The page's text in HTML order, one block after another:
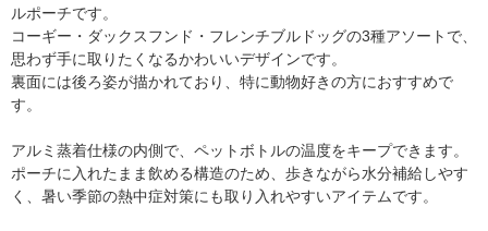
ルポーチです。
コーギー・ダックスフンド・フレンチブルドッグの3種アソートで、
思わず手に取りたくなるかわいいデザインです。
裏面には後ろ姿が描かれており、特に動物好きの方におすすめで
す。
アルミ蒸着仕様の内側で、ペットボトルの温度をキープできます。
ポーチに入れたまま飲める構造のため、歩きながら水分補給しやす
く、暑い季節の熱中症対策にも取り入れやすいアイテムです。